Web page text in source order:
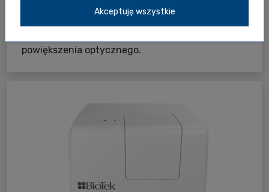
umożliwiający automatyczne, przyżyciowe
powiększenia optycznego.
Akceptuję wszystkie